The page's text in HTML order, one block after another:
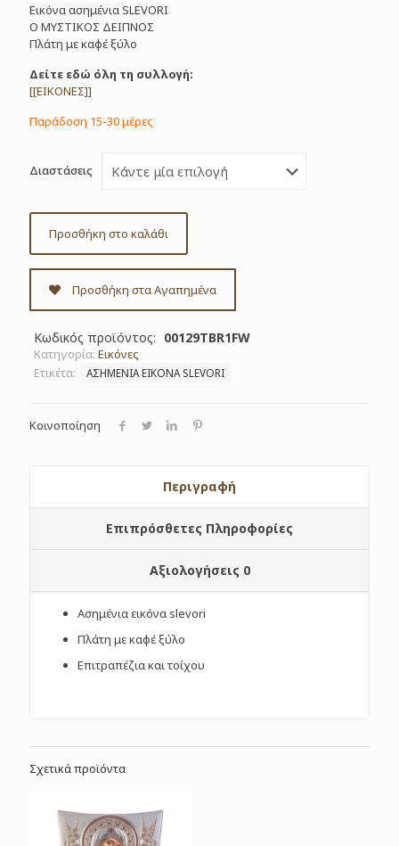
Εικόνα ασημένια SLEVORI
Ο ΜΥΣΤΙΚΟΣ ΔΕΙΠΝΟΣ
Πλάτη με καφέ ξύλο
Δείτε εδώ όλη τη συλλογή:
[[ΕΙΚΟΝΕΣ]]
Παράδοση 15-30 μέρες
Διαστάσεις
Προσθήκη στο καλάθι
Προσθήκη στα Αγαπημένα
Κωδικός προϊόντος: 00129TBR1FW
Κατηγορία: Εικόνες
Ετικέτα:
ΑΣΗΜΕΝΙΑ ΕΙΚΟΝΑ SLEVORI
Κοινοποίηση
Περιγραφή
Επιπρόσθετες Πληροφορίες
Αξιολογήσεις 0
Ασημένια εικόνα slevori
Πλάτη με καφέ ξύλο
Επιτραπέζια και τοίχου
Σχετικά προϊόντα